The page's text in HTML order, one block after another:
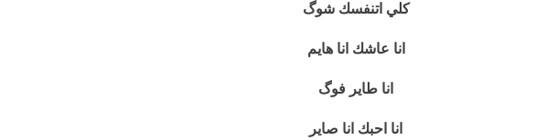
كلي اتنفسك شوگ
انا عاشك انا هايم
انا طاير فوگ
انا احبك انا صاير